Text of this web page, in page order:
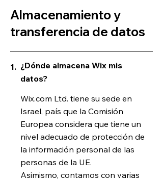
Almacenamiento y
transferencia de datos
1. ¿Dónde almacena Wix mis
datos?
Wix.com Ltd. tiene su sede en
Israel, país que la Comisión
Europea considera que tiene un
nivel adecuado de protección de
la información personal de las
personas de la UE.
Asimismo, contamos con varias